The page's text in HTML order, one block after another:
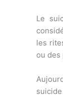
Le
les
ou des